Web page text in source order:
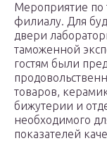
Мероприятие по
филиалу. Для
двери
таможенной
гостям были
товаров,
бижутерии и
необходимого
показателей